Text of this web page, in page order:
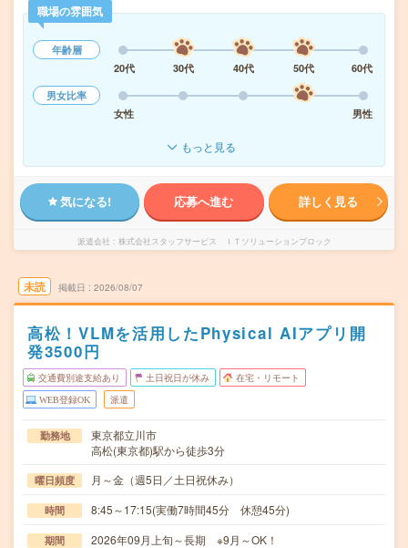
職場の雰囲気
年齢層
20代
30代 40代 50代
60代
男女比率
女性
男性
もっと見る
気になる! 応募へ進む 詳しく見る
派遣会社 株式会社スタッフサービス ＩＴソリューションブロック
未読 掲載日 2026/08/07
高松！VLMを活用したPhysical AIアプリ開
発3500円
交通費別途支給あり 土日祝日が休み 在宅・リモート
WEB登録OK 派遣
勤務地
東京都立川市
高松(東京都)駅から徒歩3分
曜日頻度 月～金（週5日／土日祝休み）
時間 8:45～17:15(実働7時間45分 休憩45分)
期間 2026年09月上旬～長期 ※9月～OK！